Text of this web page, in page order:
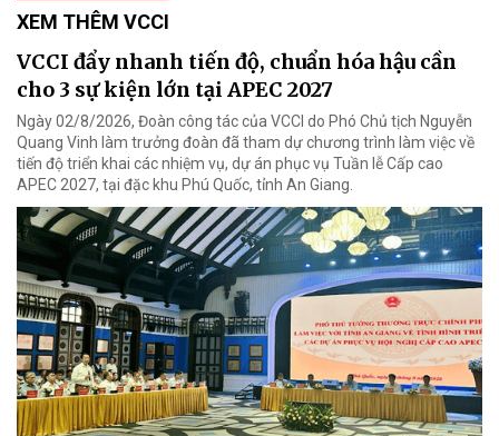
XEM THÊM VCCI
VCCI đẩy nhanh tiến độ, chuẩn hóa hậu cần
cho 3 sự kiện lớn tại APEC 2027
Ngày 02/8/2026, Đoàn công tác của VCCI do Phó Chủ tịch Nguyễn
Quang Vinh làm trưởng đoàn đã tham dự chương trình làm việc về
tiến độ triển khai các nhiệm vụ, dự án phục vụ Tuần lễ Cấp cao
APEC 2027, tại đặc khu Phú Quốc, tỉnh An Giang.